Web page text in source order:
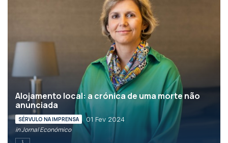
Alojamento local: a crónica de uma morte não
anunciada
SÉRVULO NA IMPRENSA 01 Fev 2024
in Jornal Económico